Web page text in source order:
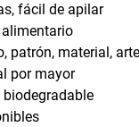
fácil de apilar
patrón, material,
por mayor